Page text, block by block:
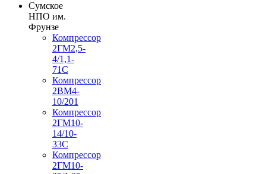
Сумское
НПО им.
Фрунзе
Компрессор
2ГМ2,5-
4/1,1-
71С
Компрессор
2ВМ4-
10/201
Компрессор
2ГМ10-
14/10-
33С
Компрессор
2ГМ10-